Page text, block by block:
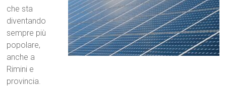
che sta
diventando
sempre più
popolare,
anche a
Rimini e
provincia.